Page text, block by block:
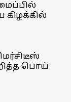
கிழக்கில்
பொய்